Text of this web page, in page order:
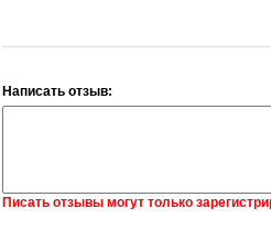
Написать отзыв:
Писать отзывы могут только